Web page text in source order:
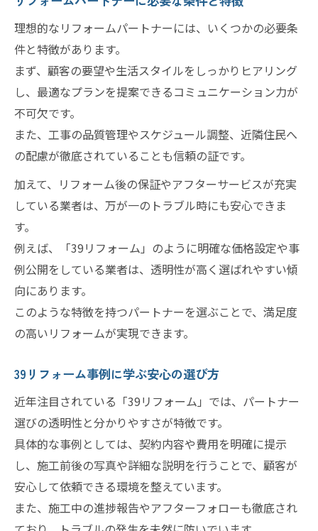
理想的なリフォームパートナーには、いくつかの必要条
件と特徴があります。
まず、顧客の要望や生活スタイルをしっかりヒアリング
し、最適なプランを提案できるコミュニケーション力が
不可欠です。
また、工事の品質管理やスケジュール調整、近隣住民へ
の配慮が徹底されていることも信頼の証です。
加えて、リフォーム後の保証やアフターサービスが充実
している業者は、万が一のトラブル時にも安心できま
す。
例えば、「39リフォーム」のように明確な価格設定や事
例公開をしている業者は、透明性が高く選ばれやすい傾
向にあります。
このような特徴を持つパートナーを選ぶことで、満足度
の高いリフォームが実現できます。
39リフォーム事例に学ぶ安心の選び方
近年注目されている「39リフォーム」では、パートナー
選びの透明性と分かりやすさが特徴です。
具体的な事例としては、契約内容や費用を明確に提示
し、施工前後の写真や詳細な説明を行うことで、顧客が
安心して依頼できる環境を整えています。
また、施工中の進捗報告やアフターフォローも徹底され